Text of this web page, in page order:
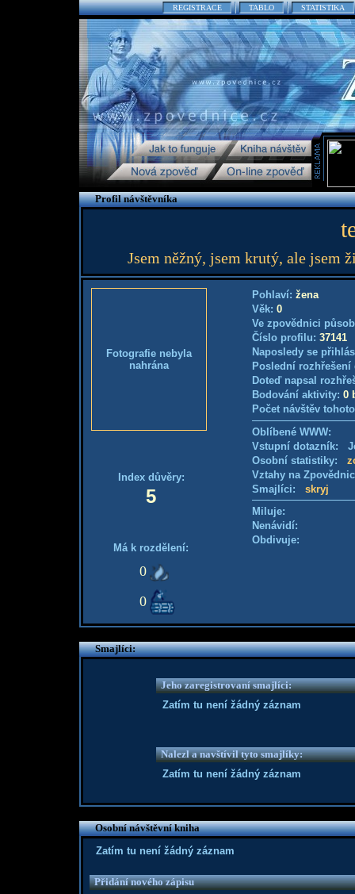
REGISTRACE TABLO STATISTIKA
Profil návštěvníka
Jsem něžný, jsem krutý, ale jsem
Fotografie nebyla
nahrána
Index důvěry:
5
Má k rozdělení:
0
0
Pohlaví: žena
Věk: 0
Ve zpovědnici
Číslo profilu: 37141
Naposledy se
Poslední
Doteď napsal
Bodování aktivity: 0
Počet návštěv
Oblíbené WWW:
Vstupní dotazník:
Osobní statistiky:
Vztahy na
Smajlíci: skryj
Miluje:
Nenávidí:
Obdivuje:
Smajlíci:
Jeho zaregistrovaní smajlíci:
Zatím tu není žádný záznam
Nalezl a navštívil tyto smajlíky:
Zatím tu není žádný záznam
Osobní návštěvní kniha
Zatím tu není žádný záznam
Přidání nového zápisu